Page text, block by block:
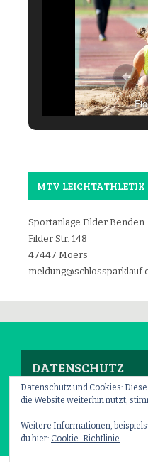
MTV LEICHTATHLETIK
Sportanlage Filder Benden
Filder Str. 148
47447 Moers
DATENSCHUTZ
Impressum–Datenschutz
Datenschutz und Cookies:
die Website weiterhin nutzt,
Weitere Informationen,
du hier: Cookie-Richtlinie